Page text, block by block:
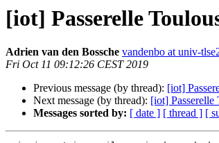
[iot] Passerelle
Adrien van den Bossche vandenbo at univ-
Fri Oct 11 09:12:26 CEST 2019
Previous message (by thread): [iot]
Next message (by thread): [iot] Passerelle
Messages sorted by: [ date ] [ thread ] [